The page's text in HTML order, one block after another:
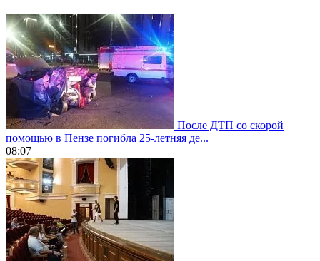
После ДТП со скорой
помощью в Пензе погибла 25-летняя де...
08:07